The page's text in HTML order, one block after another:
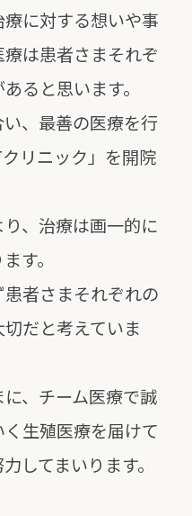
に対する想いや事
療は患者さまそれぞ
ると思います。
、最善の医療を行
クリニック」を開院
、治療は画一的に
す。
者さまそれぞれの
だと考えていま
、チーム医療で誠
生殖医療を届けて
してまいります。